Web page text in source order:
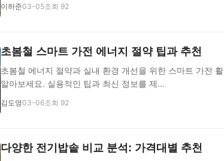
이하준03-05조회 92
초봄철 스마트 가전 에너지 절약 팁과 추천
초봄철 에너지 절약과 실내 환경 개선을 위한 스마트 가전
알아보세요. 실용적인 팁과 최신 정보를 제...
김도영03-06조회 92
다양한 전기밥솥 비교 분석: 가격대별 추천